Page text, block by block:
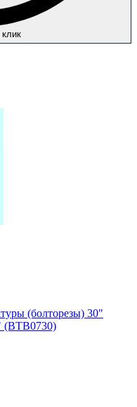
(болторезы) 30"
(BТB0730)